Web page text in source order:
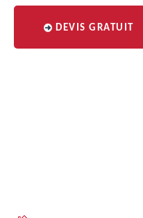
DEVIS GRATUIT